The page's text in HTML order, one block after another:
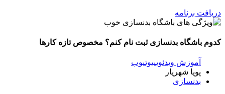
دریافت برنامه
کدوم باشگاه بدنسازی ثبت نام کنم؟ مخصوص تازه کارها
آموزش ویدئویییوتیوب
پویا شهریار
بدنسازی